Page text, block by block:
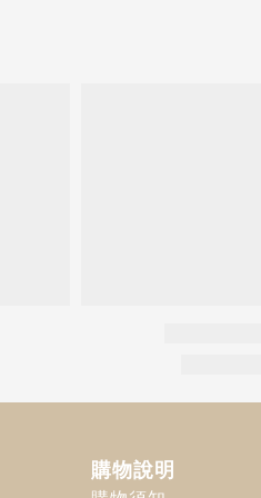
購物說明